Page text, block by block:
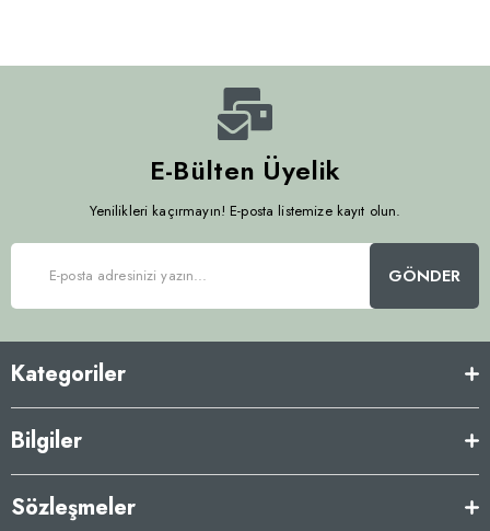
E-Bülten Üyelik
Yenilikleri kaçırmayın! E-posta listemize kayıt olun.
GÖNDER
Kategoriler
Bilgiler
Sözleşmeler